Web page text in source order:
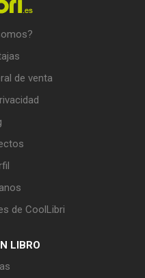
de venta
de CoolLibri
LIBRO